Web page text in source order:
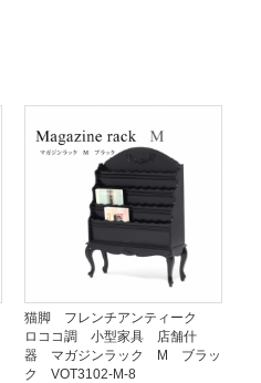
猫脚 フレンチアンティーク
ロココ調 小型家具 店舗什
器 マガジンラック M ブラッ
ク VOT3102-M-8